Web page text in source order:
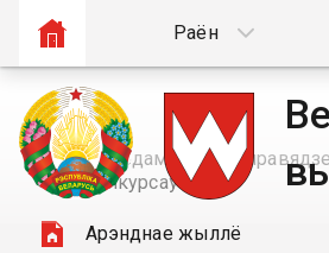
Раён
Паведамленні аб
конкурсаў
Арэнднае жыллё